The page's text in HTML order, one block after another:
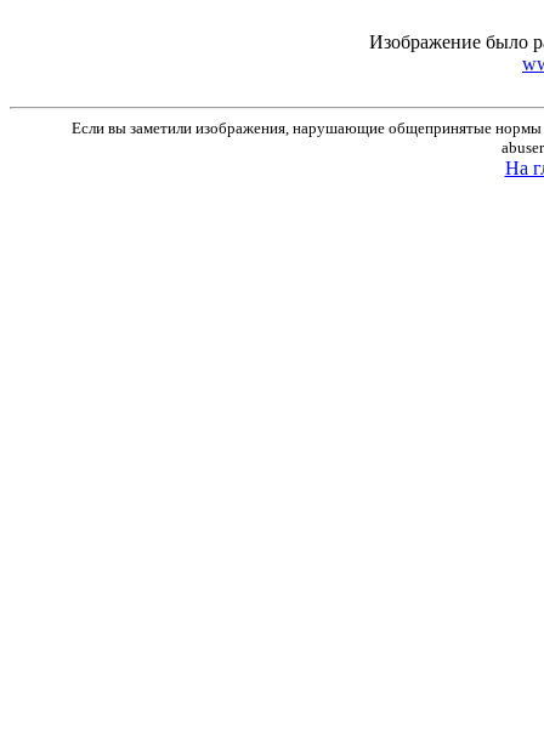
Изображение было
Если вы заметили изображения, нарушающие общепринятые нормы
На